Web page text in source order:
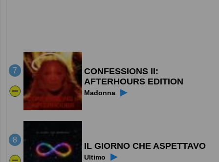
7
CONFESSIONS II:
AFTERHOURS EDITION
Madonna ▶
8
IL GIORNO CHE ASPETTAVO
Ultimo ▶